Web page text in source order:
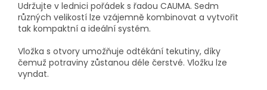
Udržujte v lednici pořádek s řadou CAUMA. Sedm
různých velikostí lze vzájemně kombinovat a vytvořit
tak kompaktní a ideální systém.
Vložka s otvory umožňuje odtékání tekutiny, díky
čemuž potraviny zůstanou déle čerstvé. Vložku lze
vyndat.